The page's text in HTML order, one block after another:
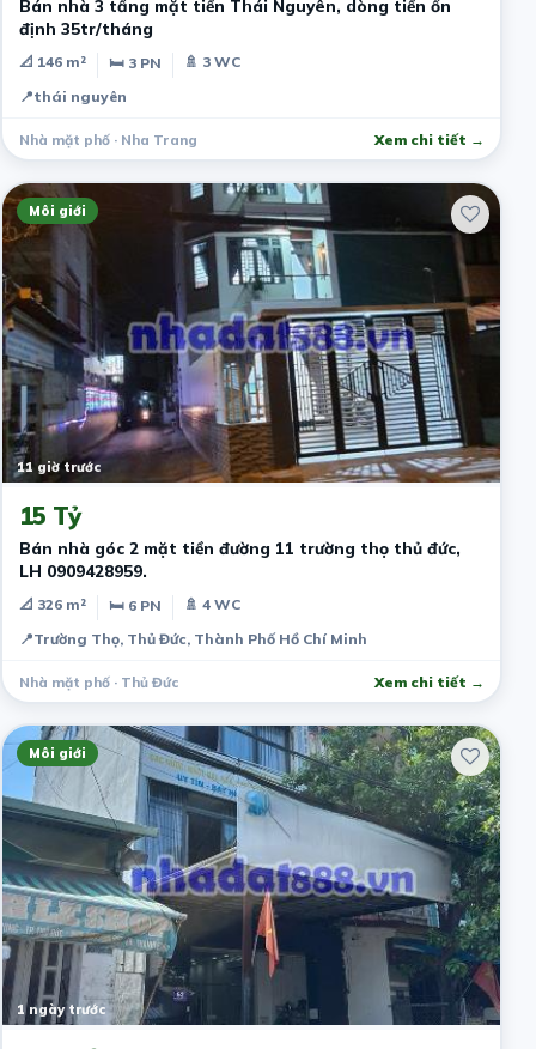
Bán nhà 3 tầng mặt tiền Thái Nguyên, dòng tiền ổn
định 35tr/tháng
📐 146 m² 🛏 3 PN
🚿 3 WC
📍thái nguyên
Nhà mặt phố · Nha Trang Xem chi tiết →
Môi giới
11 giờ trước
15 Tỷ
Bán nhà góc 2 mặt tiền đường 11 trường thọ thủ đức,
LH 0909428959.
📐 326 m² 🛏 6 PN
🚿 4 WC
📍Trường Thọ, Thủ Đức, Thành Phố Hồ Chí Minh
Nhà mặt phố · Thủ Đức Xem chi tiết →
Môi giới
1 ngày trước